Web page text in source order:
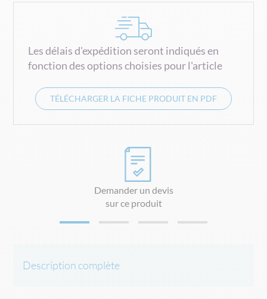
Les délais d'expédition seront indiqués en
fonction des options choisies pour l'article
TÉLÉCHARGER LA FICHE PRODUIT EN PDF
Demander un devis
sur ce produit
Description complète